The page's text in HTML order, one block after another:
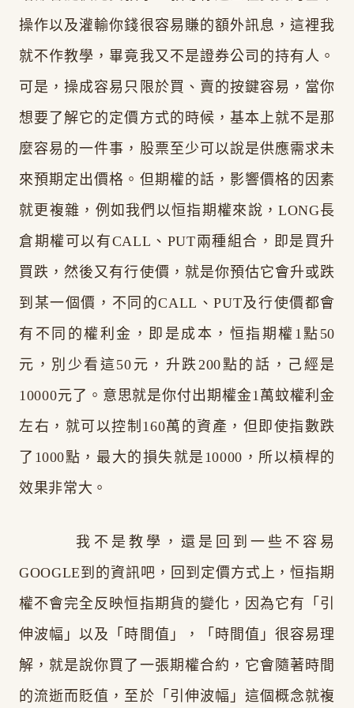
操作以及灌輸你錢很容易賺的額外訊息，這裡我
就不作教學，畢竟我又不是證券公司的持有人。
可是，操成容易只限於買、賣的按鍵容易，當你
想要了解它的定價方式的時候，基本上就不是那
麼容易的一件事，股票至少可以說是供應需求未
來預期定出價格。但期權的話，影響價格的因素
就更複雜，例如我們以恒指期權來說，LONG長
倉期權可以有CALL、PUT兩種組合，即是買升
買跌，然後又有行使價，就是你預估它會升或跌
到某一個價，不同的CALL、PUT及行使價都會
有不同的權利金，即是成本，恒指期權1點50
元，別少看這50元，升跌200點的話，己經是
10000元了。意思就是你付出期權金1萬蚊權利金
左右，就可以控制160萬的資產，但即使指數跌
了1000點，最大的損失就是10000，所以槓桿的
效果非常大。
我不是教學，還是回到一些不容易
GOOGLE到的資訊吧，回到定價方式上，恒指期
權不會完全反映恒指期貨的變化，因為它有「引
伸波幅」以及「時間值」，「時間值」很容易理
解，就是說你買了一張期權合約，它會隨著時間
的流逝而貶值，至於「引伸波幅」這個概念就複